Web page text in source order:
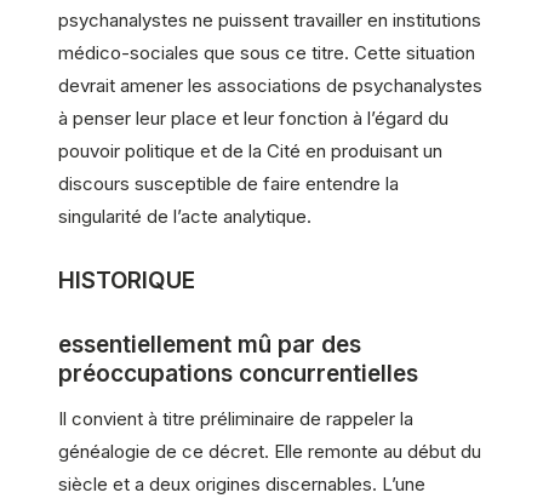
psychanalystes ne puissent travailler en institutions
médico-sociales que sous ce titre. Cette situation
devrait amener les associations de psychanalystes
à penser leur place et leur fonction à l’égard du
pouvoir politique et de la Cité en produisant un
discours susceptible de faire entendre la
singularité de l’acte analytique.
HISTORIQUE
essentiellement mû par des
préoccupations concurrentielles
Il convient à titre préliminaire de rappeler la
généalogie de ce décret. Elle remonte au début du
siècle et a deux origines discernables. L’une